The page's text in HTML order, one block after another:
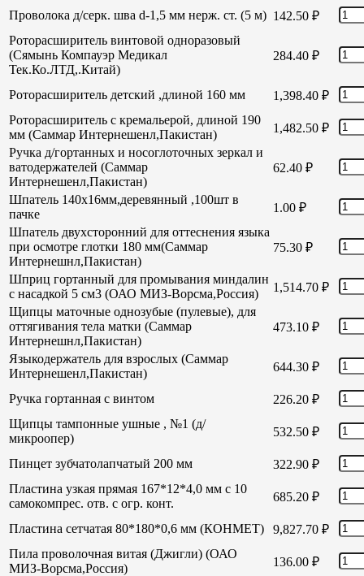
Проволока д/серк. шва d-1,5 мм нерж. ст. (5 м) 142.50 ₽
Роторасширитель винтовой одноразовый
(Сямынь Компауэр Медикал
Тек.Ко.ЛТД,.Китай)
284.40 ₽
Роторасширитель детский ,длиной 160 мм 1,398.40 ₽
Роторасширитель с кремальерой, длиной 190
мм (Саммар Интернешенл,Пакистан)
1,482.50 ₽
Ручка д/гортанных и носоглоточных зеркал и
ватодержателей (Саммар
Интернешенл,Пакистан)
62.40 ₽
Шпатель 140х16мм,деревянный ,100шт в
пачке
1.00 ₽
Шпатель двухсторонний для оттеснения языка
при осмотре глотки 180 мм(Саммар
Интернешнл,Пакистан)
75.30 ₽
Шприц гортанный для промывания миндалин
с насадкой 5 см3 (ОАО МИЗ-Ворсма,Россия)
1,514.70 ₽
Щипцы маточные однозубые (пулевые), для
оттягивания тела матки (Саммар
Интернешнл,Пакистан)
473.10 ₽
Языкодержатель для взрослых (Саммар
Интернешенл,Пакистан)
644.30 ₽
Ручка гортанная с винтом 226.20 ₽
Щипцы тампонные ушные , №1 (д/
микроопер)
532.50 ₽
Пинцет зубчатолапчатый 200 мм 322.90 ₽
Пластина узкая прямая 167*12*4,0 мм с 10
самокомпрес. отв. с огр. конт.
685.20 ₽
Пластина сетчатая 80*180*0,6 мм (КОНМЕТ) 9,827.70 ₽
Пила проволочная витая (Джигли) (ОАО
МИЗ-Ворсма,Россия)
136.00 ₽